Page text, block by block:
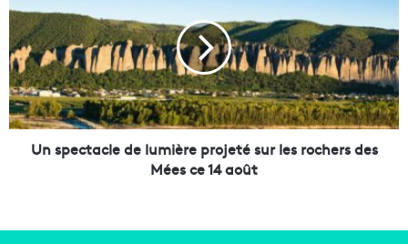
e
r
i
e
F
a
c
s
p
e
c
t
a
c
Un spectacle de lumière projeté sur les rochers des
Mées ce 14 août